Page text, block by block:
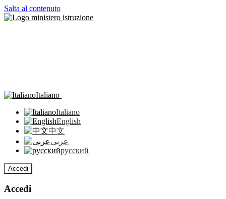
Salta al contenuto
Italiano
Italiano
English
中文
عربى
русский
Accedi
Accedi